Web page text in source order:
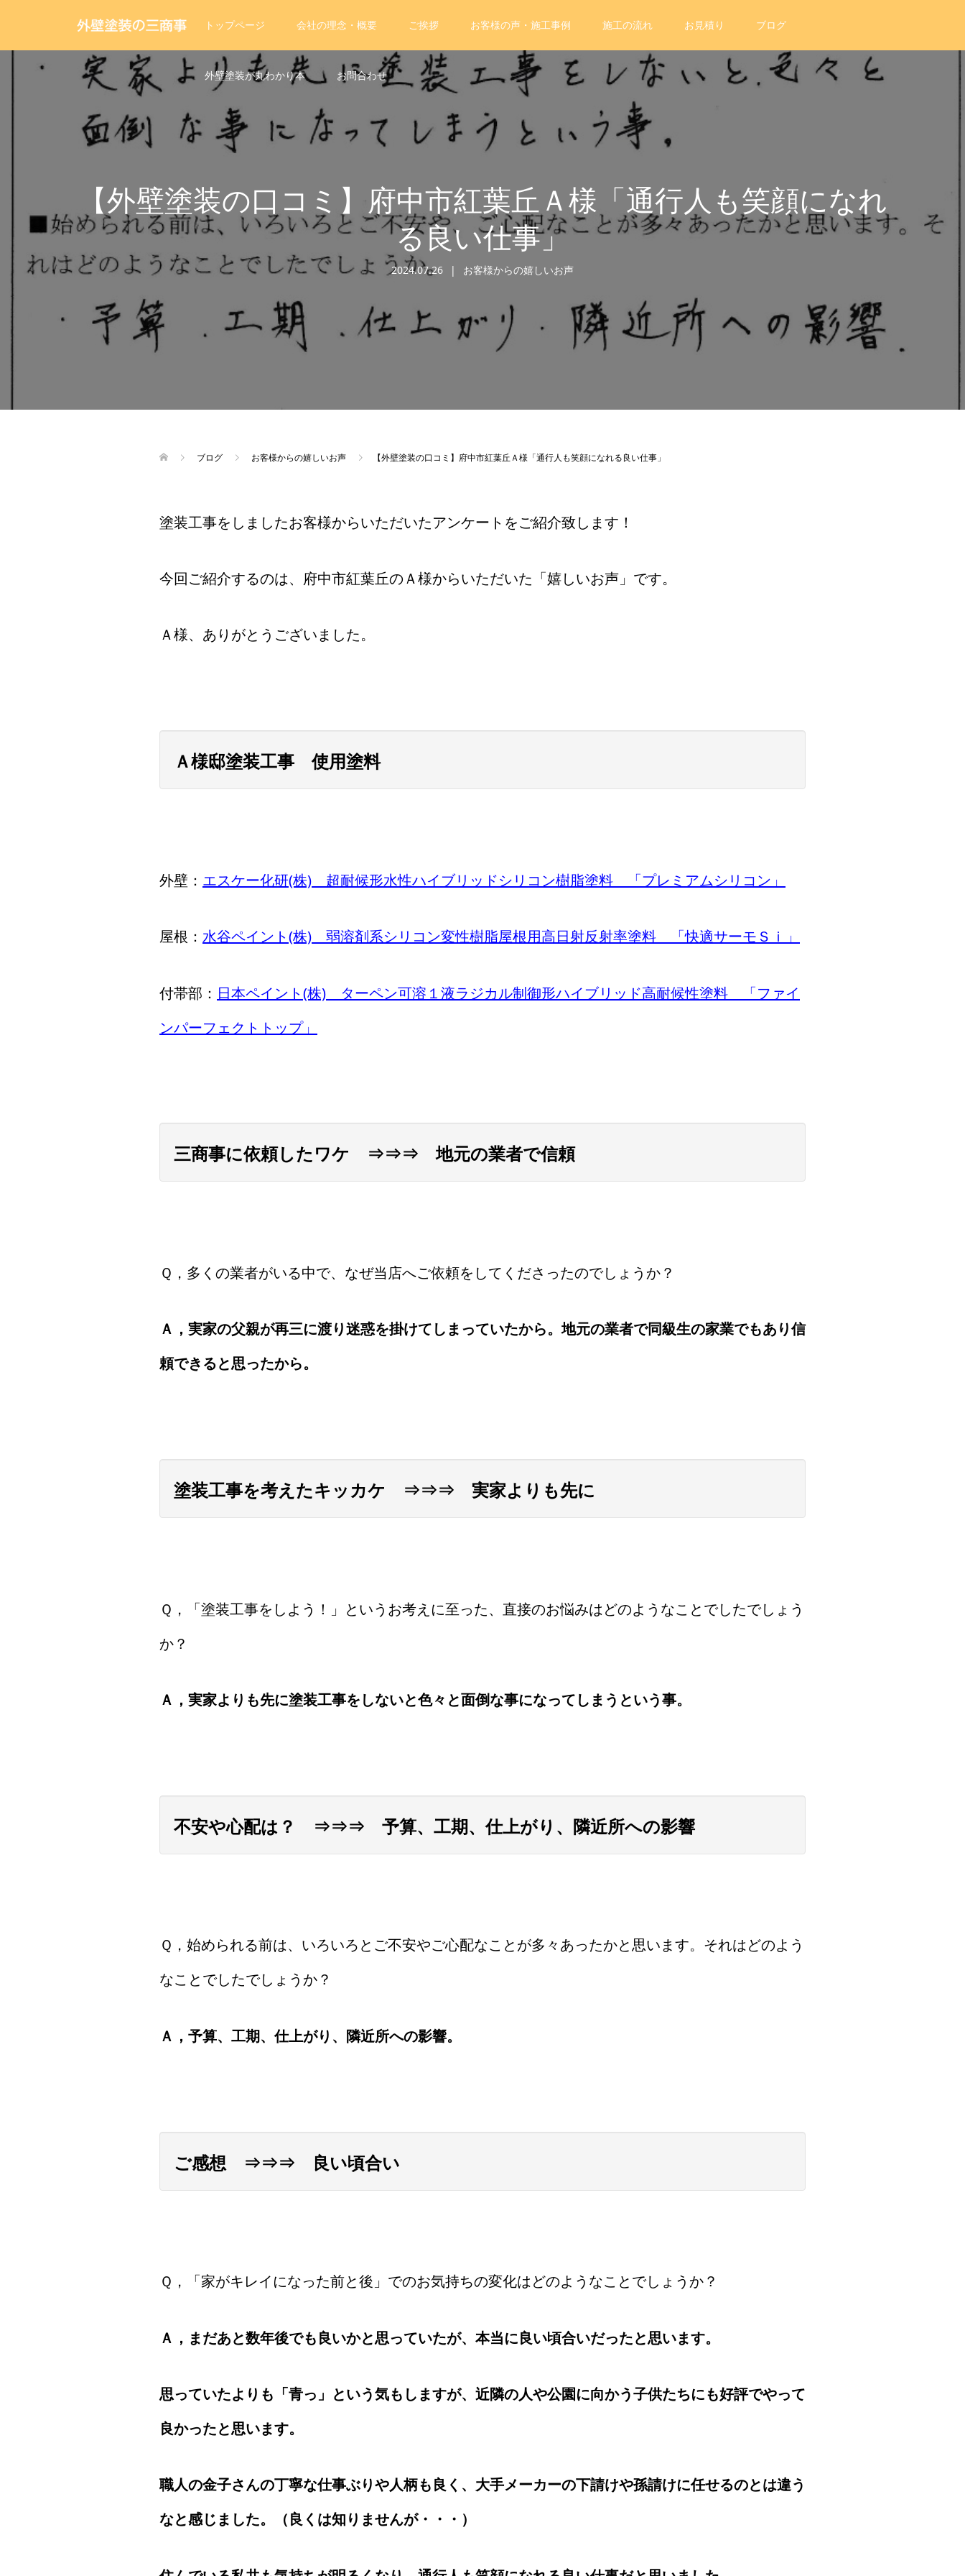
トップページ 会社の理念・概要 ご挨拶 お客様の声・施工事例 施工の流れ お見積り ブログ
外壁塗装が丸わかり本 お問合わせ
【外壁塗装の口コミ】府中市紅葉丘Ａ様「通行人も笑顔になれ
る良い仕事」
2024.07.26 お客様からの嬉しいお声
ブログ お客様からの嬉しいお声 【外壁塗装の口コミ】府中市紅葉丘Ａ様「通行人も笑顔になれる良い仕事」
塗装工事をしましたお客様からいただいたアンケートをご紹介致します！
今回ご紹介するのは、府中市紅葉丘のＡ様からいただいた「嬉しいお声」です。
Ａ様、ありがとうございました。
Ａ様邸塗装工事 使用塗料
外壁： エスケー化研(株) 超耐候形水性ハイブリッドシリコン樹脂塗料 「プレミアムシリコン」
屋根： 水谷ペイント(株) 弱溶剤系シリコン変性樹脂屋根用高日射反射率塗料 「快適サーモＳｉ」
付帯部： 日本ペイント(株) ターペン可溶１液ラジカル制御形ハイブリッド高耐候性塗料 「ファイ
ンパーフェクトトップ」
三商事に依頼したワケ ⇒⇒⇒ 地元の業者で信頼
Ｑ，多くの業者がいる中で、なぜ当店へご依頼をしてくださったのでしょうか？
Ａ，実家の父親が再三に渡り迷惑を掛けてしまっていたから。地元の業者で同級生の家業でもあり信
頼できると思ったから。
塗装工事を考えたキッカケ ⇒⇒⇒ 実家よりも先に
Ｑ，「塗装工事をしよう！」というお考えに至った、直接のお悩みはどのようなことでしたでしょう
か？
Ａ，実家よりも先に塗装工事をしないと色々と面倒な事になってしまうという事。
不安や心配は？ ⇒⇒⇒ 予算、工期、仕上がり、隣近所への影響
Ｑ，始められる前は、いろいろとご不安やご心配なことが多々あったかと思います。それはどのよう
なことでしたでしょうか？
Ａ，予算、工期、仕上がり、隣近所への影響。
ご感想 ⇒⇒⇒ 良い頃合い
Ｑ，「家がキレイになった前と後」でのお気持ちの変化はどのようなことでしょうか？
Ａ，まだあと数年後でも良いかと思っていたが、本当に良い頃合いだったと思います。
思っていたよりも「青っ」という気もしますが、近隣の人や公園に向かう子供たちにも好評でやって
良かったと思います。
職人の金子さんの丁寧な仕事ぶりや人柄も良く、大手メーカーの下請けや孫請けに任せるのとは違う
なと感じました。（良くは知りませんが・・・）